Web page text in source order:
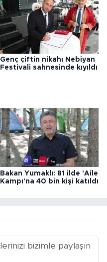
Genç çiftin nikahı Nebiyan
Festivali sahnesinde kıyıldı
Bakan Yumaklı: 81 ilde 'Aile
Kampı'na 40 bin kişi katıldı